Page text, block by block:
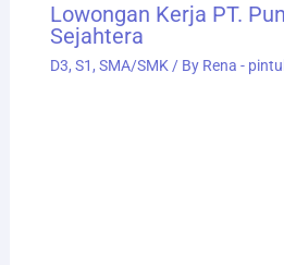
Lowongan Kerja PT.
Sejahtera
D3, S1, SMA/SMK/ By Rena -